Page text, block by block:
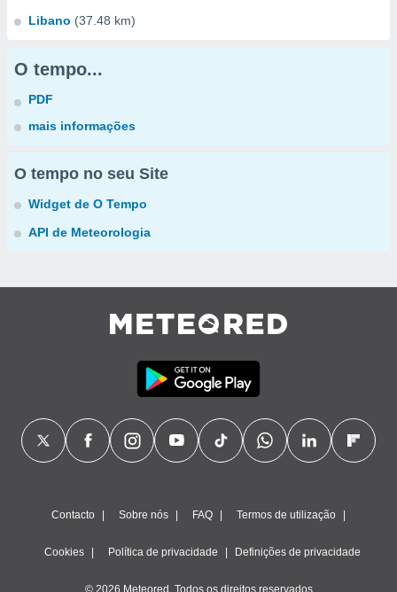
Libano (37.48 km)
O tempo...
PDF
mais informações
O tempo no seu Site
Widget de O Tempo
API de Meteorologia
Contacto Sobre nós FAQ Termos de utilização
Cookies Política de privacidade Definições de privacidade
© 2026 Meteored. Todos os direitos reservados